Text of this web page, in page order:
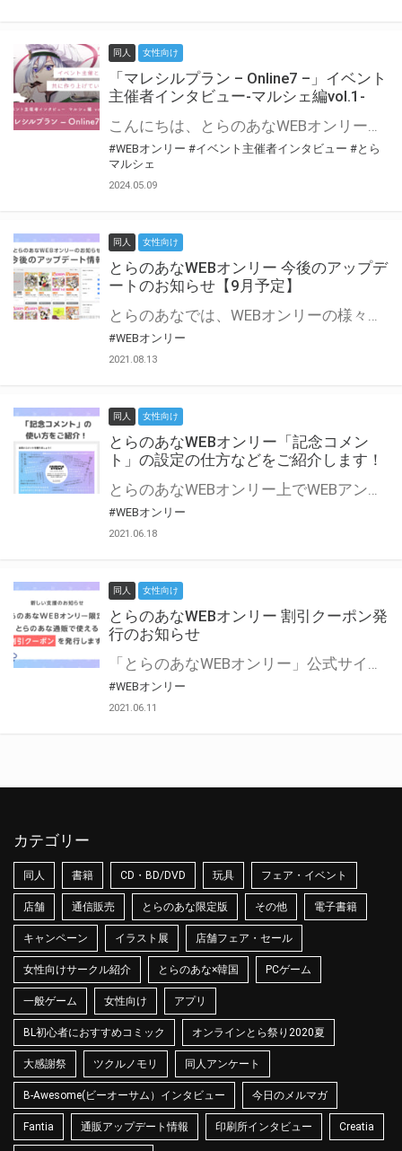
同人 女性向け
「マレシルプラン – Online7 –」イベント
主催者インタビュー-マルシェ編vol.1-
こんにちは、とらのあなWEBオンリー運営スタッフです。 新たにお届けする、イベント主催者インタビュー-マルシェ編-は、 とらのあなWEBオンリー「マルシェ」をご利用した主催様に 「マルシェ」を使って開催した感想や心がけをお聞きする企画です。 今回は、WEBオンリー開催7回目迎えた「マレシルプラン – Online7 –」より、 主催の玉川うた様にお話を伺いました。 ▼マレシルプランのインタビュー前回記事 「イベント主催者インタビュー vol.6」はこちら 協力：玉川うた様（マレシルプラン実行委員会 代表）／イベント公式Twitter（@mallesil_plan） とらのあなWEBオンリー「マルシェ」とは？ WEBオンリーでリアルタイムでコミュニケーションがとれるオンライン会場です。
#WEBオンリー #イベント主催者インタビュー #とら
マルシェ
2024.05.09
同人 女性向け
とらのあなWEBオンリー 今後のアップデ
ートのお知らせ【9月予定】
とらのあなでは、WEBオンリーの様々な支援を実施しています。 今回は2021年9月に実装を予定しているアップデート情報についてご紹介いたします。 とらのあなWEBオンリーサイトはこちら
#WEBオンリー
2021.08.13
同人 女性向け
とらのあなWEBオンリー「記念コメン
ト」の設定の仕方などをご紹介します！
とらのあなWEBオンリー上でWEBアンソロジーが作成できる「記念コメント」について、その使い方や作成手順を解説します！ 支援タイプを「サークル参加型」「サークル参加型・マルシェ(イベント会場)機能付き」でお申し込みいただいている主催者様はぜひご活用ください♪ とらのあなWEBオンリーサイトはこちら
#WEBオンリー
2021.06.18
同人 女性向け
とらのあなWEBオンリー 割引クーポン発
行のお知らせ
「とらのあなWEBオンリー」公式サイトでとらのあな通販の「割引クーポン」を配布中！ イベントごとに開催当日限定で使える割引クーポンのシリアルコードを発行します。 とらのあなWEBオンリーのページをチェックして、イベント当日にお得にお買い物を楽しみましょう♪ ※本キャンペーンは予告なく終了する場合がございます。 とらのあなWEBオンリーサイトはこちら
#WEBオンリー
2021.06.11
カテゴリー
同人 書籍 CD・BD/DVD 玩具 フェア・イベント
店舗 通信販売 とらのあな限定版 その他 電子書籍
キャンペーン イラスト展 店舗フェア・セール
女性向けサークル紹介 とらのあな×韓国 PCゲーム
一般ゲーム 女性向け アプリ
BL初心者におすすめコミック オンラインとら祭り2020夏
大感謝祭 ツクルノモリ 同人アンケート
B-Awesome(ビーオーサム）インタビュー 今日のメルマガ
Fantia 通販アップデート情報 印刷所インタビュー Creatia